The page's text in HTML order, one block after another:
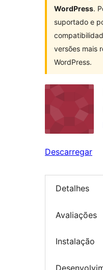
WordPress.
suportado e
versões mais
WordPress.
Descarregar
Detalhes
Avaliações
Instalação